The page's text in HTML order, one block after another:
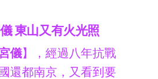
東山又有火光照
儀】，經過八年抗戰
還都南京，又看到要